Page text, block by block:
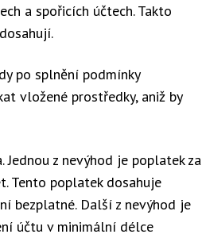
a spořicích účtech. Takto
po splnění podmínky
vložené prostředky, aniž by
z nevýhod je poplatek za
Tento poplatek dosahuje
bezplatné. Další z nevýhod je
účtu v minimální délce